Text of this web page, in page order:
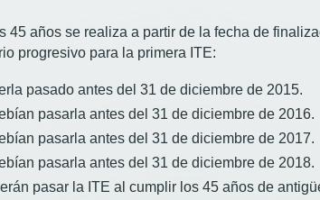
45 años se realiza a partir de la fecha de
progresivo para la primera ITE:
pasado antes del 31 de diciembre de 2015.
pasarla antes del 31 de diciembre de 2016.
pasarla antes del 31 de diciembre de 2017.
pasarla antes del 31 de diciembre de 2018.
pasar la ITE al cumplir los 45 años de